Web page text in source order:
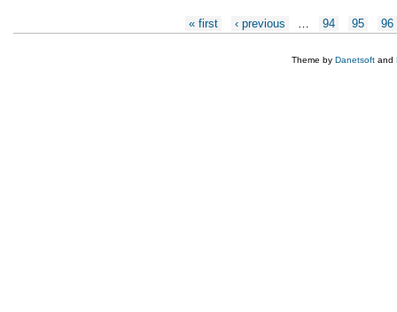
« first ‹ previous 94 95 96
Theme by Danetsoft and